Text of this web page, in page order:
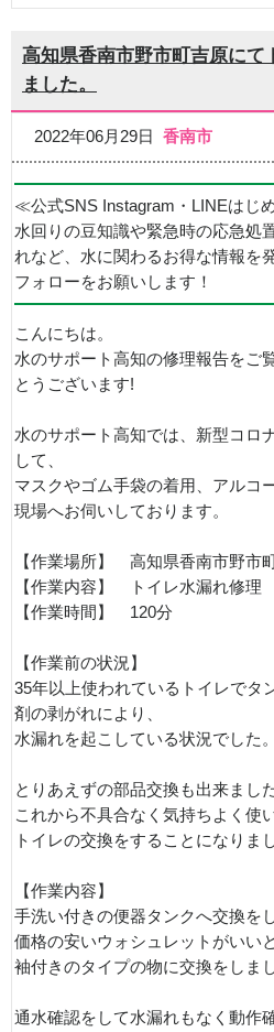
高知県香南市野市町吉原にて
ました。
2022年06月29日 香南市
≪公式SNS Instagram・LINEはじ
水回りの豆知識や緊急時の応急処
れなど、水に関わるお得な情報を
フォローをお願いします！
こんにちは。
水のサポート高知の修理報告をご
とうございます!
水のサポート高知では、新型コロ
して、
マスクやゴム手袋の着用、アルコ
現場へお伺いしております。
【作業場所】 高知県香南市野市
【作業内容】 トイレ水漏れ修理
【作業時間】 120分
【作業前の状況】
35年以上使われているトイレでタ
剤の剥がれにより、
水漏れを起こしている状況でした。
とりあえずの部品交換も出来まし
これから不具合なく気持ちよく使
トイレの交換をすることになりま
【作業内容】
手洗い付きの便器タンクへ交換をし
価格の安いウォシュレットがいい
袖付きのタイプの物に交換をしまし
通水確認をして水漏れもなく動作